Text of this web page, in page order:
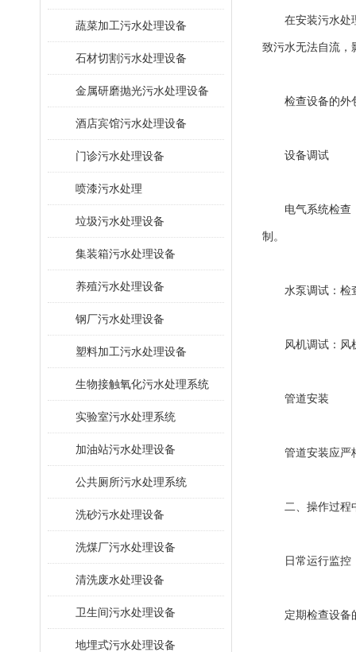
蔬菜加工污水处理设备
石材切割污水处理设备
金属研磨抛光污水处理设备
酒店宾馆污水处理设备
门诊污水处理设备
喷漆污水处理
垃圾污水处理设备
集装箱污水处理设备
养殖污水处理设备
钢厂污水处理设备
塑料加工污水处理设备
生物接触氧化污水处理系统
​实验室污水处理系统
加油站污水处理设备
公共厕所污水处理系统
洗砂污水处理设备
洗煤厂污水处理设备
清洗废水处理设备
卫生间污水处理设备
地埋式污水处理设备
在安装污水处理
致污水无法自流，
检查设备的外包
设备调试
电气系统检查：
制。
水泵调试：检查
风机调试：风机
管道安装
管道安装应严格
二、操作过程
日常运行监控
定期检查设备的